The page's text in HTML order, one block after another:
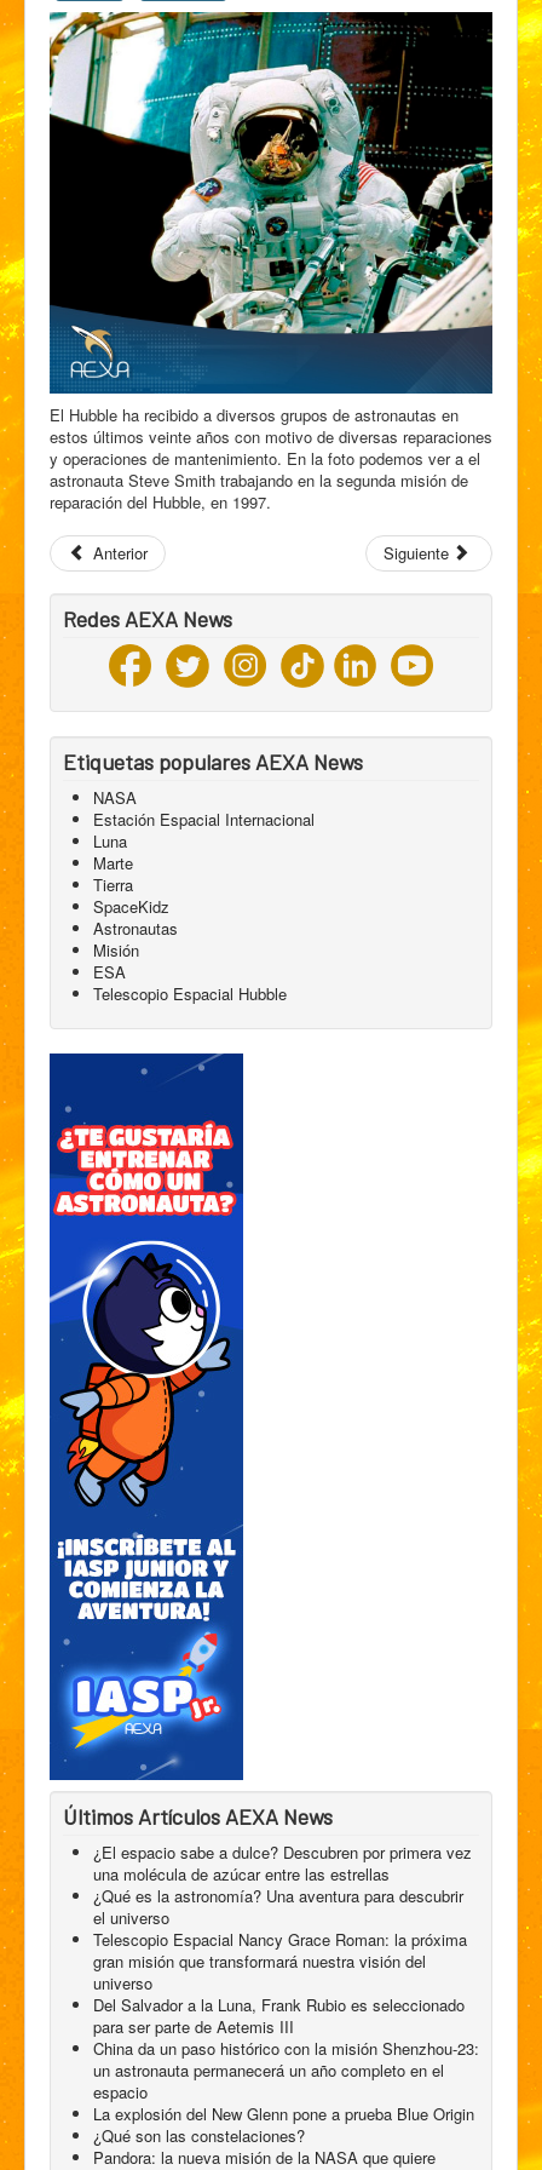
El Hubble ha recibido a diversos grupos de astronautas en
estos últimos veinte años con motivo de diversas reparaciones
y operaciones de mantenimiento. En la foto podemos ver a el
astronauta Steve Smith trabajando en la segunda misión de
reparación del Hubble, en 1997.
Anterior Siguiente
Redes AEXA News
Etiquetas populares AEXA News
NASA
Estación Espacial Internacional
Luna
Marte
Tierra
SpaceKidz
Astronautas
Misión
ESA
Telescopio Espacial Hubble
Últimos Artículos AEXA News
¿El espacio sabe a dulce? Descubren por primera vez
una molécula de azúcar entre las estrellas
¿Qué es la astronomía? Una aventura para descubrir
el universo
Telescopio Espacial Nancy Grace Roman: la próxima
gran misión que transformará nuestra visión del
universo
Del Salvador a la Luna, Frank Rubio es seleccionado
para ser parte de Aetemis III
China da un paso histórico con la misión Shenzhou-23:
un astronauta permanecerá un año completo en el
espacio
La explosión del New Glenn pone a prueba Blue Origin
¿Qué son las constelaciones?
Pandora: la nueva misión de la NASA que quiere